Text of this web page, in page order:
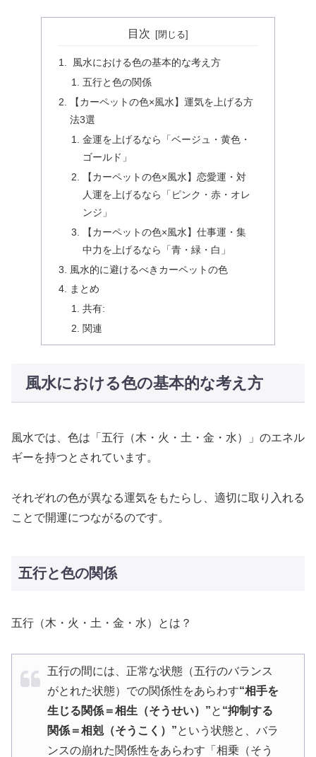
目次
風水における色の基本的な考え方
五行と色の関係
【カーペットの色×風水】運気を上げる方
法3選
金運を上げるなら「ベージュ・黄色・
ゴールド」
【カーペットの色×風水】恋愛運・対
人運を上げるなら「ピンク・赤・オレ
ンジ」
【カーペットの色×風水】仕事運・集
中力を上げるなら「青・緑・白」
風水的に避けるべきカーペットの色
まとめ
共有:
関連
風水における色の基本的な考え方
風水では、色は「五行（木・火・土・金・水）」のエネル
ギーを持つとされています。
それぞれの色が異なる運気をもたらし、適切に取り入れる
ことで開運につながるのです。
五行と色の関係
五行（木・火・土・金・水）とは？
五行の間には、正常な状態（五行のバランス
がとれた状態）での関係性をあらわす“相手を
生じる関係＝相生（そうせい）”と “抑制する
関係＝相剋（そうこく）”という状態と、バラ
ンスの崩れた関係性をあらわす「相乗（そう